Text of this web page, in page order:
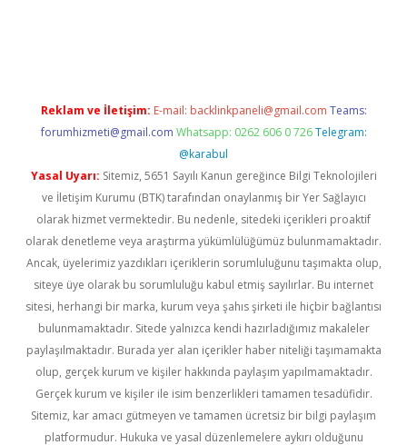
Reklam ve İletişim: E-mail: backlinkpaneli@gmail.com Teams:
forumhizmeti@gmail.com Whatsapp: 0262 606 0 726 Telegram:
@karabul
Yasal Uyarı: Sitemiz, 5651 Sayılı Kanun gereğince Bilgi Teknolojileri
ve İletişim Kurumu (BTK) tarafından onaylanmış bir Yer Sağlayıcı
olarak hizmet vermektedir. Bu nedenle, sitedeki içerikleri proaktif
olarak denetleme veya araştırma yükümlülüğümüz bulunmamaktadır.
Ancak, üyelerimiz yazdıkları içeriklerin sorumluluğunu taşımakta olup,
siteye üye olarak bu sorumluluğu kabul etmiş sayılırlar. Bu internet
sitesi, herhangi bir marka, kurum veya şahıs şirketi ile hiçbir bağlantısı
bulunmamaktadır. Sitede yalnızca kendi hazırladığımız makaleler
paylaşılmaktadır. Burada yer alan içerikler haber niteliği taşımamakta
olup, gerçek kurum ve kişiler hakkında paylaşım yapılmamaktadır.
Gerçek kurum ve kişiler ile isim benzerlikleri tamamen tesadüfidir.
Sitemiz, kar amacı gütmeyen ve tamamen ücretsiz bir bilgi paylaşım
platformudur. Hukuka ve yasal düzenlemelere aykırı olduğunu